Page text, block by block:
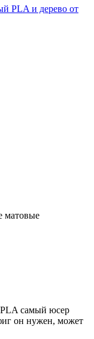
PLA и дерево от
матовые
самый юсер
он нужен, может